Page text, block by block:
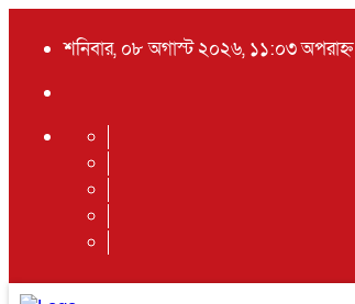
শনিবার, ০৮ অগাস্ট ২০২৬, ১১:০৩ অপরাহ্ন